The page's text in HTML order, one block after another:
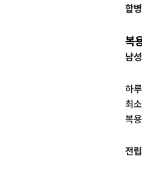
합
복
남
하
최
복
전